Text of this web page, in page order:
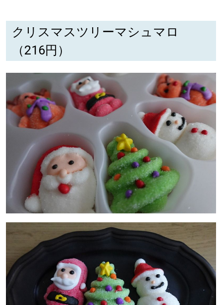
Sitakke編集部あい
【いろんな価値観や生き方に触れたい】
Sitakke編集部 IKU
【暮らしの知恵を身につけたい】
【まったり楽しみたい】 札幌市
【札幌のお気に入りを見つけたい】
【道央のお気に入りを見つけたい】
【道北のお気に入りを見つけたい】
【道東のお気に入りを見つけたい】
クリスマスツリーマシュマロ
（216円）